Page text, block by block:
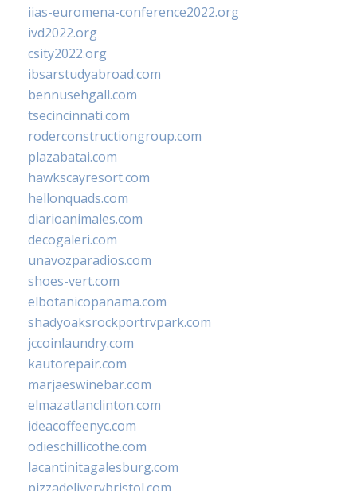
iias-euromena-conference2022.org
ivd2022.org
csity2022.org
ibsarstudyabroad.com
bennusehgall.com
tsecincinnati.com
roderconstructiongroup.com
plazabatai.com
hawkscayresort.com
hellonquads.com
diarioanimales.com
decogaleri.com
unavozparadios.com
shoes-vert.com
elbotanicopanama.com
shadyoaksrockportrvpark.com
jccoinlaundry.com
kautorepair.com
marjaeswinebar.com
elmazatlanclinton.com
ideacoffeenyc.com
odieschillicothe.com
lacantinitagalesburg.com